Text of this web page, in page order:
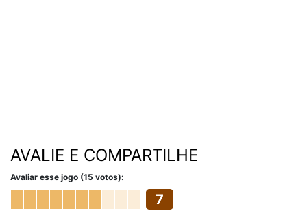
AVALIE E COMPARTILHE
Avaliar esse jogo (15 votos):
7